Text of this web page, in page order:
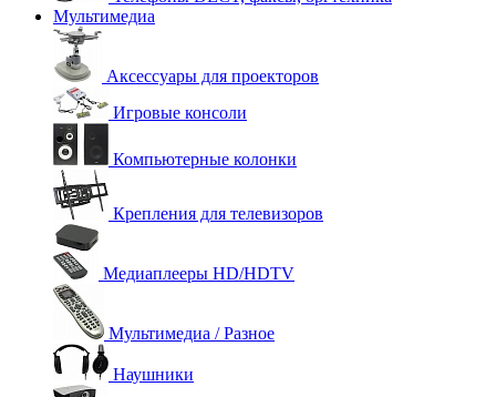
Мультимедиа
Аксессуары для проекторов
Игровые консоли
Компьютерные колонки
Крепления для телевизоров
Медиаплееры HD/HDTV
Мультимедиа / Разное
Наушники